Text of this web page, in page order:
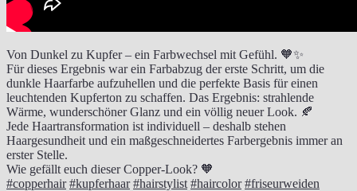
Von Dunkel zu Kupfer – ein Farbwechsel mit Gefühl. 🧡✨
Für dieses Ergebnis war ein Farbabzug der erste Schritt, um die
dunkle Haarfarbe aufzuhellen und die perfekte Basis für einen
leuchtenden Kupferton zu schaffen. Das Ergebnis: strahlende
Wärme, wunderschöner Glanz und ein völlig neuer Look. 🍂
Jede Haartransformation ist individuell – deshalb stehen
Haargesundheit und ein maßgeschneidertes Farbergebnis immer an
erster Stelle.
Wie gefällt euch dieser Copper-Look? 🧡
#copperhair #kupferhaar #hairstylist #haircolor #friseurweiden